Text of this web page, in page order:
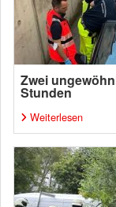
Zwei
Stunden
Weiterlesen